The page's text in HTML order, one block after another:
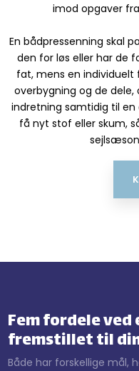
imod opgaver
En bådpressenning skal
den for løs eller har de
fat, mens en individuelt
overbygning og de
indretning samtidig til en
få nyt stof eller skum,
Fem fordele ved
fremstillet til
Både har forskellige mål,